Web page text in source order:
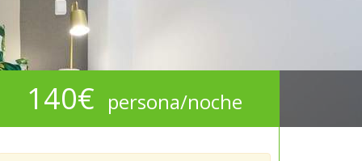
140€ persona/noche